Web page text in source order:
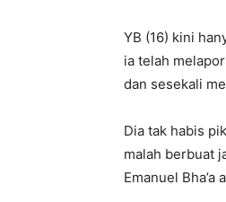
YB (16) kini
ia telah
dan sesekali
Dia tak habis
malah berbuat
Emanuel